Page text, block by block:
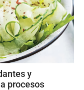
y
procesos